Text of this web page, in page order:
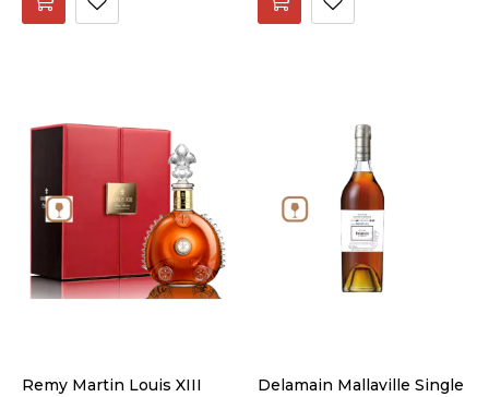
Remy Martin Louis XIII
Delamain Mallaville Single